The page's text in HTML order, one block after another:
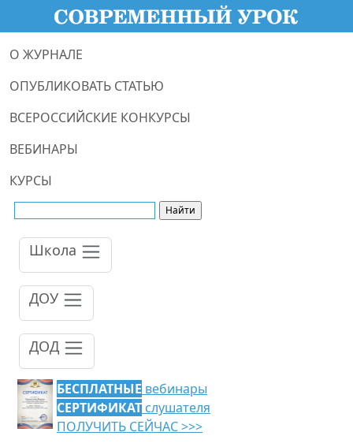
О ЖУРНАЛЕ
ОПУБЛИКОВАТЬ СТАТЬЮ
ВСЕРОССИЙСКИЕ КОНКУРСЫ
ВЕБИНАРЫ
КУРСЫ
Школа
ДОУ
ДОД
БЕСПЛАТНЫЕ вебинары
СЕРТИФИКАТ слушателя
ПОЛУЧИТЬ СЕЙЧАС >>>